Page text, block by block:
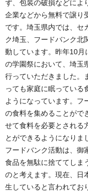
ず、包装の破損などによ
企業などから無料で譲り
です。埼玉県内では、セ
ク埼玉、フードバンク北
動しています。昨年10月
の学園祭において、埼玉
行っていただきました。
っても家庭に眠っている
ようになっています。フ
の食料を集めることがで
せて食料を必要とされる
とができるようになりま
フードバンク活動は、御
食品を無駄に捨ててしま
のと考えます。現在、日
生していると言われてお